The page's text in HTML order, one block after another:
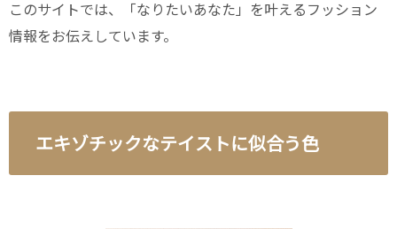
このサイトでは、「なりたいあなた」を叶えるフッション
情報をお伝えしています。
エキゾチックなテイストに似合う色